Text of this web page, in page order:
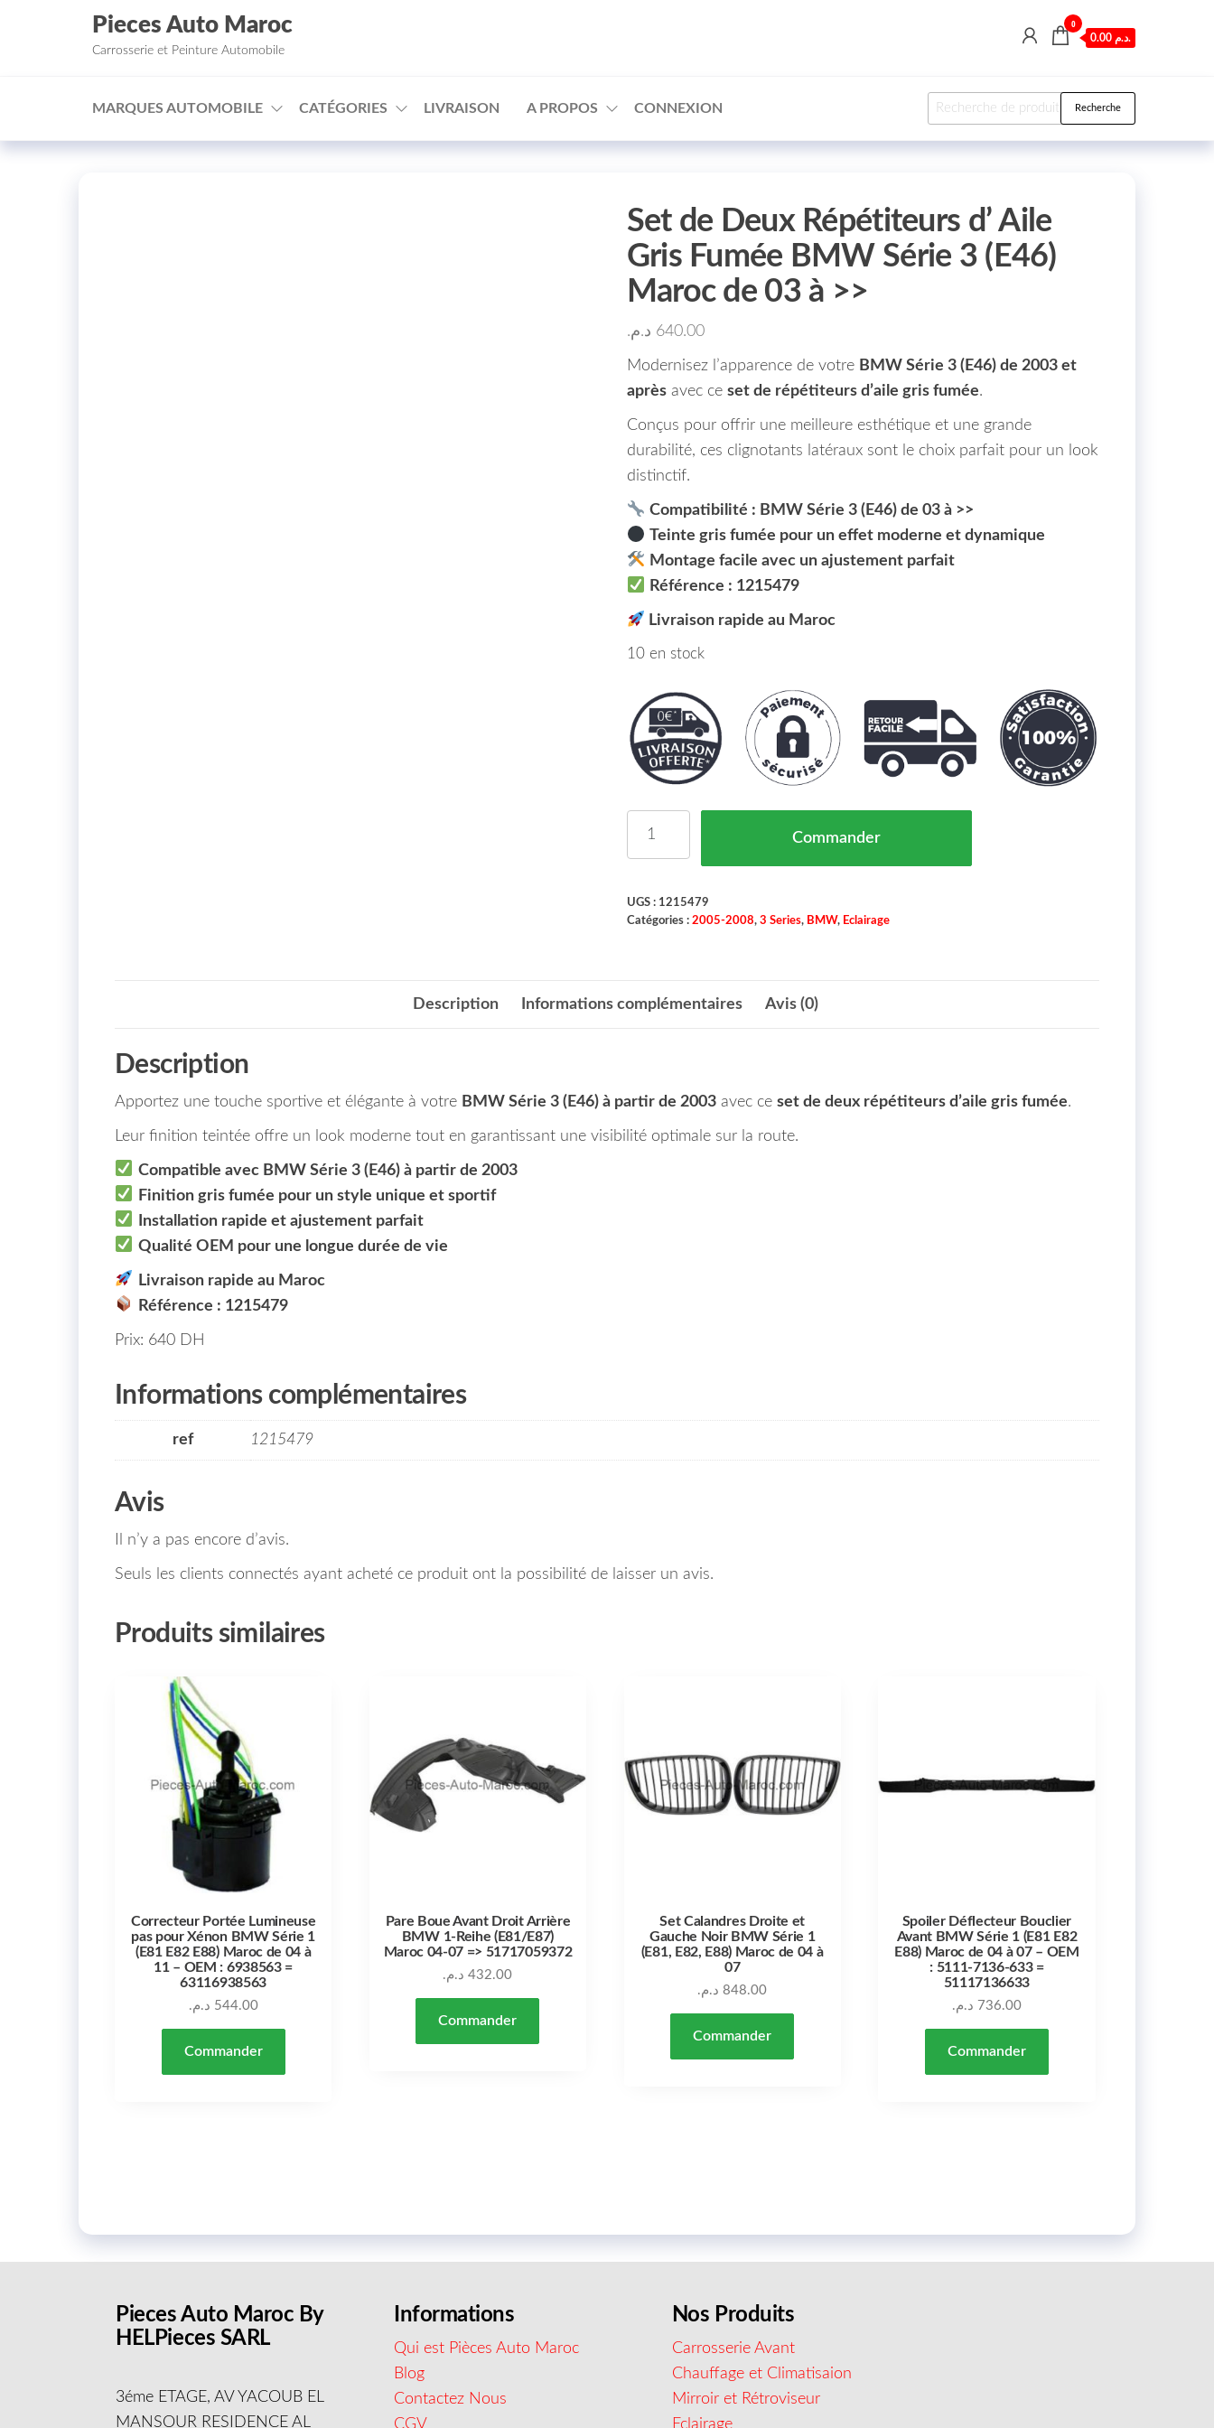
□
Aller au contenu
Pieces Auto Maroc
Carrosserie et Peinture Automobile
0
0.00 د.م.
MARQUES AUTOMOBILE CATÉGORIES LIVRAISON A PROPOS CONNEXION Recherche pour : Recherche
Set de Deux Répétiteurs d’ Aile
Gris Fumée BMW Série 3 (E46)
Maroc de 03 à >>
640.00 د.م.
Modernisez l’apparence de votre BMW Série 3 (E46) de 2003 et
aprèsavec ce set de répétiteurs d’aile gris fumée.
Conçus pour offrir une meilleure esthétique et une grande
durabilité, ces clignotants latéraux sont le choix parfait pour un look
distinctif.
Compatibilité : BMW Série 3 (E46) de 03 à >>
Teinte gris fumée pour un effet moderne et dynamique
Montage facile avec un ajustement parfait
Référence : 1215479
Livraison rapide au Maroc
10 en stock
Commander
UGS : 1215479
Catégories : 2005-2008, 3 Series, BMW, Eclairage
Description Informations complémentaires Avis (0)
Description
Apportez une touche sportive et élégante à votre BMW Série 3 (E46) à partir de 2003 avec ce set de deux répétiteurs d’aile gris fumée.
Leur finition teintée offre un look moderne tout en garantissant une visibilité optimale sur la route.
Compatible avec BMW Série 3 (E46) à partir de 2003
Finition gris fumée pour un style unique et sportif
Installation rapide et ajustement parfait
Qualité OEM pour une longue durée de vie
Livraison rapide au Maroc
Référence : 1215479
Prix: 640 DH
Informations complémentaires
ref 1215479
Avis
Il n’y a pas encore d’avis.
Seuls les clients connectés ayant acheté ce produit ont la possibilité de laisser un avis.
Produits similaires
Correcteur Portée Lumineuse
pas pour Xénon BMW Série 1
(E81 E82 E88) Maroc de 04 à
11 – OEM : 6938563 =
63116938563
544.00 د.م.
Commander
Pare Boue Avant Droit Arrière
BMW 1-Reihe (E81/E87)
Maroc 04-07 => 51717059372
432.00 د.م.
Commander
Set Calandres Droite et
Gauche Noir BMW Série 1
(E81, E82, E88) Maroc de 04 à
07
848.00 د.م.
Commander
Spoiler Déflecteur Bouclier
Avant BMW Série 1 (E81 E82
E88) Maroc de 04 à 07 – OEM
: 5111-7136-633 =
51117136633
736.00 د.م.
Commander
Pieces Auto Maroc By
HELPieces SARL
3éme ETAGE, AV YACOUB EL
MANSOUR RESIDENCE AL
Informations
Qui est Pièces Auto Maroc
Blog
Contactez Nous
CGV
Nos Produits
Carrosserie Avant
Chauffage et Climatisaion
Mirroir et Rétroviseur
Eclairage